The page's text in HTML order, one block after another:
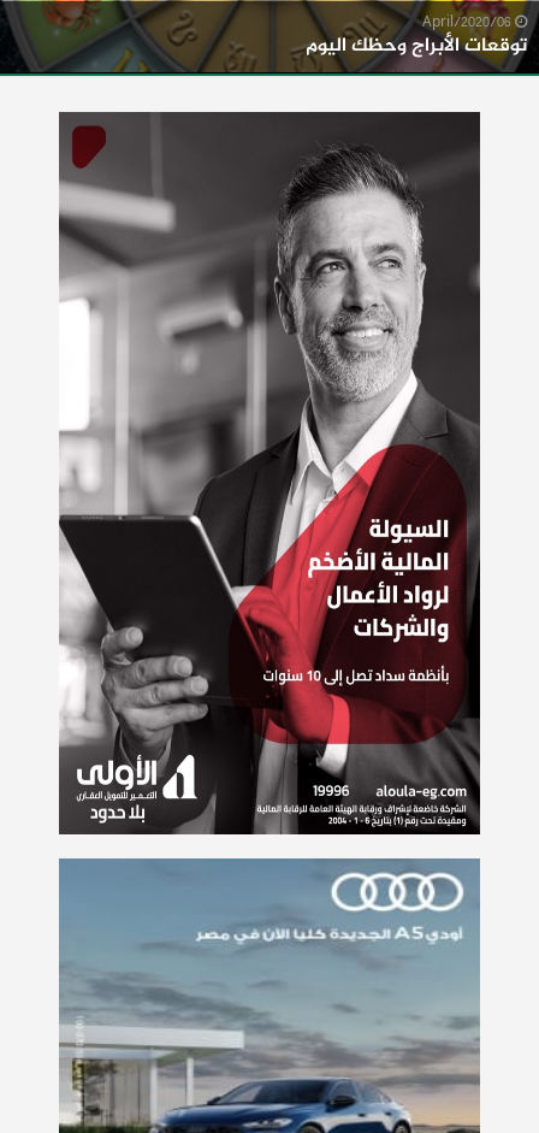
توقعات الأبراج وحظك اليوم